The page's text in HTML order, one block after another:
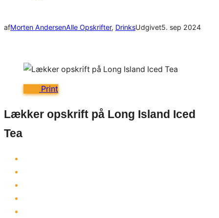
afMorten AndersenAlle Opskrifter, DrinksUdgivet5. sep 2024
Print
Lækker opskrift på Long Island Iced
Tea